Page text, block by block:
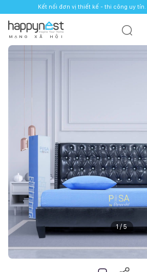
Kết nối đơn vị thiết kế - thi công uy tín.
M Ạ N G X Ã H Ộ I
1/5